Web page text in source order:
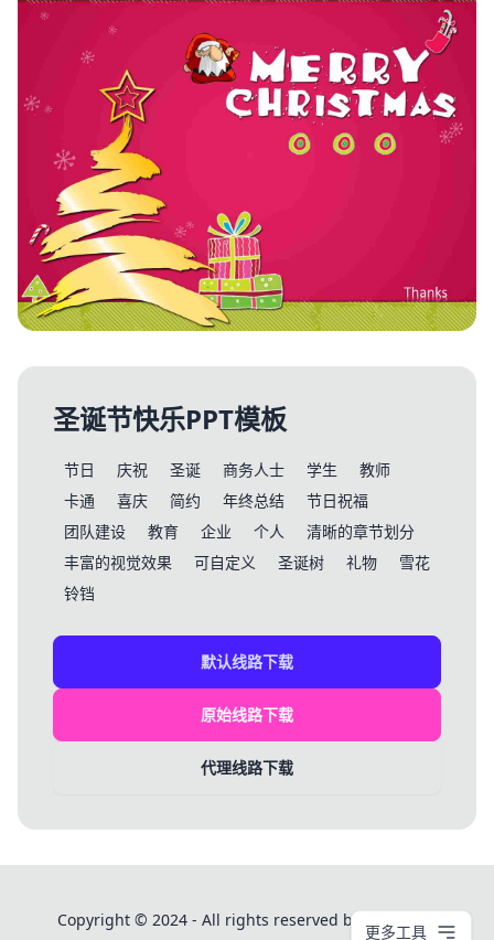
圣诞节快乐PPT模板
节日 庆祝 圣诞 商务人士 学生
教师
卡通
喜庆 简约 年终总结
节日祝福
团队建设
教育 企业 个人
清晰的章节划分
丰富的视觉效果
可自定义 圣诞树 礼物
雪花
铃铛
默认线路下载
原始线路下载
代理线路下载
Copyright © 2024 - All rights reserved by PPT模板库
更多工具